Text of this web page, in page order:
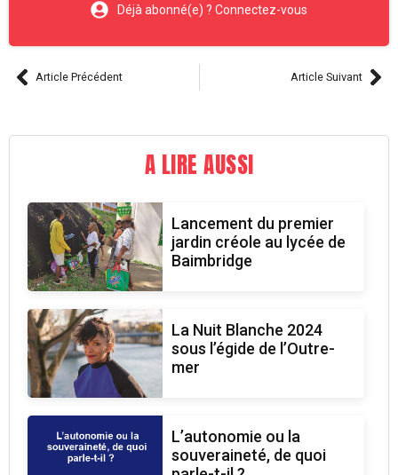
Déjà abonné(e) ? Connectez-vous
Article Précédent Article Suivant
A LIRE AUSSI
Lancement du premier
jardin créole au lycée de
Baimbridge
La Nuit Blanche 2024
sous l’égide de l’Outre-
mer
L’autonomie ou la
souveraineté, de quoi